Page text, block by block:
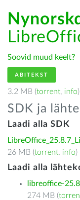
Soovid muud keelt?
ABITEKST
3.2 MB (torrent, info)
SDK ja
Laadi alla SDK
26 MB (torrent, info)
Laadi alla
libreoffice-
274 MB (